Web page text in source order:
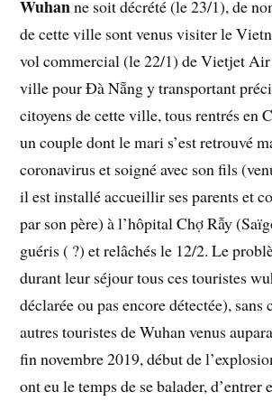
Wuhanne soit décrété (le 23/1), de
de cette ville sont venus visiter le
vol commercial (le 22/1) de Vietjet Air
ville pour Đà Nẵng y transportant
citoyens de cette ville, tous rentrés en
un couple dont le mari s’est retrouvé
coronavirus et soigné avec son fils
il est installé accueillir ses parents et
par son père) à l’hôpital Chợ Rẫy
guéris ( ?) et relâchés le 12/2. Le
durant leur séjour tous ces touristes
déclarée ou pas encore détectée), sans
autres touristes de Wuhan venus
fin novembre 2019, début de
ont eu le temps de se balader, d’entrer